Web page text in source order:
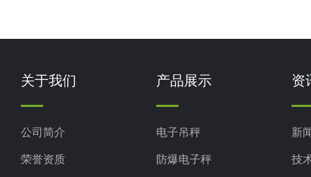
关于我们
公司简介
荣誉资质
产品展示
电子吊秤
防爆电子秤
资
新
技